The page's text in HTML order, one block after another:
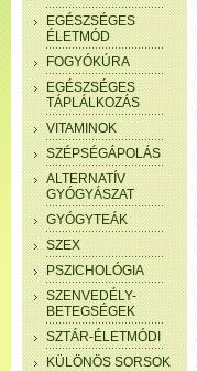
EGÉSZSÉGES
ÉLETMÓD
FOGYÓKÚRA
EGÉSZSÉGES
TÁPLÁLKOZÁS
VITAMINOK
SZÉPSÉGÁPOLÁS
ALTERNATÍV
GYÓGYÁSZAT
GYÓGYTEÁK
SZEX
PSZICHOLÓGIA
SZENVEDÉLY-
BETEGSÉGEK
SZTÁR-ÉLETMÓDI
KÜLÖNÖS SORSOK